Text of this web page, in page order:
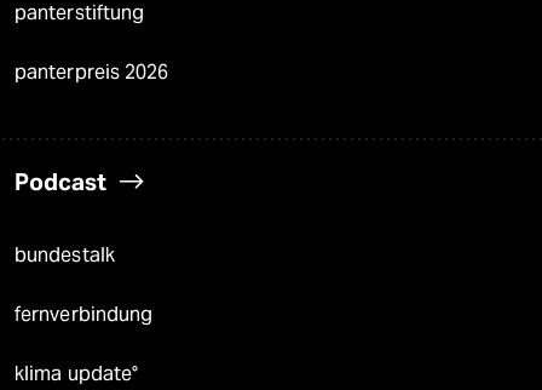
panterstiftung
panterpreis 2026
Podcast
bundestalk
fernverbindung
klima update°